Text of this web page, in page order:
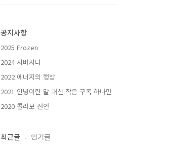
공지사항
2025 Frozen
2024 사바사나
2022 에너지의 행방
2021 안녕이란 말 대신 작은 구독 하나만
2020 콜라보 선언
최근글 인기글